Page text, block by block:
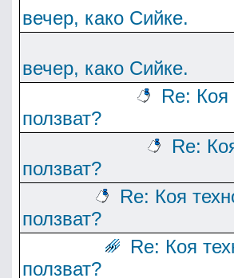
вечер, како Сийке.
вечер, како Сийке.
Re: Коя
ползват?
Re:
ползват?
Re: Коя
ползват?
Re: Коя
ползват?